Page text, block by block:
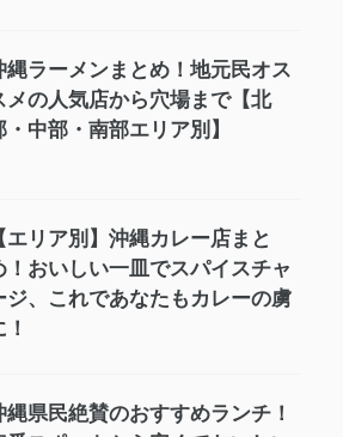
縄ラーメンまとめ！地元民オス
メの人気店から穴場まで【北
・中部・南部エリア別】
【エリア別】沖縄カレー店まと
！おいしい一皿でスパイスチャ
ジ、これであなたもカレーの虜
縄県民絶賛のおすすめランチ！